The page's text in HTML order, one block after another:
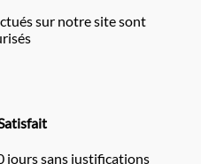
sur notre site sont
jours sans justifications